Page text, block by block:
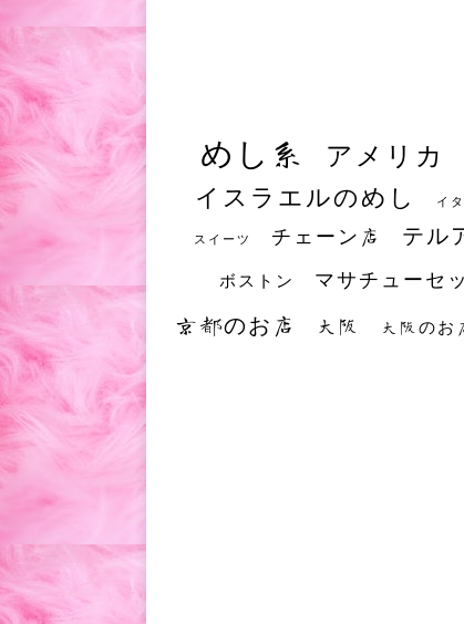
めし系 アメリカ
イスラエルのめし イ
スイーツ チェーン店 テル
ボストン マサチューセ
京都のお店 大阪 大阪のお